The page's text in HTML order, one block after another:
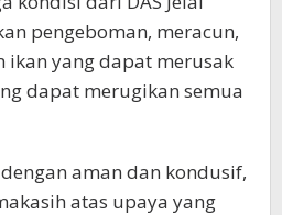
pengeboman, meracun,
yang dapat merusak
dapat merugikan semua
aman dan kondusif,
atas upaya yang